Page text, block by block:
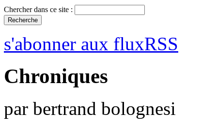
Chercher dans ce site :
s'abonner aux fluxRSS
Chroniques
par bertrand bolognesi